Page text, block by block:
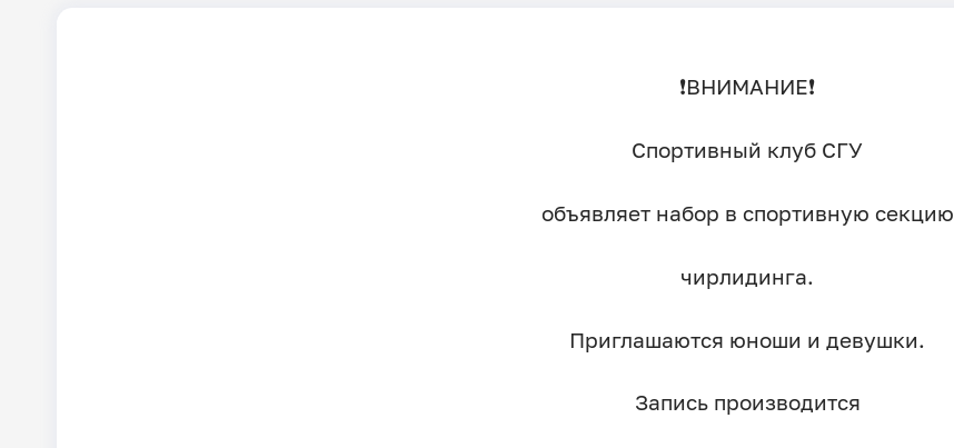
❗️ВНИМАНИЕ❗️
Спортивный клуб СГУ
объявляет набор в спортивную секцию
чирлидинга.
Приглашаются юноши и девушки.
Запись производится